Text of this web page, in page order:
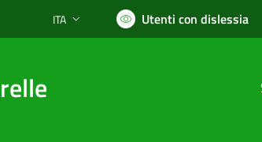
Lingua attiva:
ITA Utenti con dislessia